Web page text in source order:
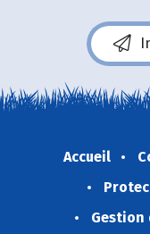
Accueil
Gestion